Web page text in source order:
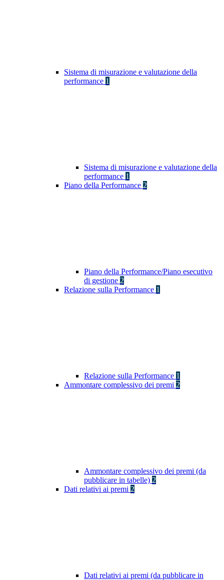
Sistema di misurazione e valutazione della
performance 1
Sistema di misurazione e valutazione della
performance 1
Piano della Performance 2
Piano della Performance/Piano esecutivo
di gestione 2
Relazione sulla Performance 1
Relazione sulla Performance 1
Ammontare complessivo dei premi 2
Ammontare complessivo dei premi (da
pubblicare in tabelle) 2
Dati relativi ai premi 2
Dati relativi ai premi (da pubblicare in